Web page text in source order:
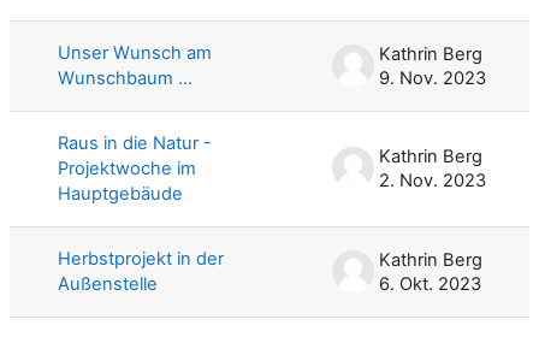
Unser Wunsch am
Wunschbaum ...
Kathrin Berg
9. Nov. 2023
Raus in die Natur -
Projektwoche im
Hauptgebäude
Kathrin Berg
2. Nov. 2023
Herbstprojekt in der
Außenstelle
Kathrin Berg
6. Okt. 2023